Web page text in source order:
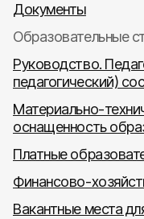
Документы
Образовательные
Руководство.
педагогический)
Материально-
оснащенность
Платные
Финансово-
Вакантные места